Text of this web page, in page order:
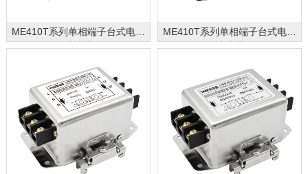
ME410T系列单相端子台式电源
滤波器
ME410T系列单相端子台式电源
滤波器